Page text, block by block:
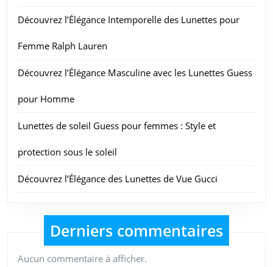
Découvrez l’Élégance Intemporelle des Lunettes pour
Femme Ralph Lauren
Découvrez l’Élégance Masculine avec les Lunettes Guess
pour Homme
Lunettes de soleil Guess pour femmes : Style et
protection sous le soleil
Découvrez l’Élégance des Lunettes de Vue Gucci
Derniers commentaires
Aucun commentaire à afficher.